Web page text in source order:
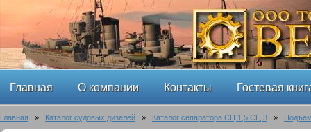
Главная О компании Контакты Гостевая
Главная » Каталог судовых дизелей » Каталог сепаратора СЦ 1,5 СЦ 3 »